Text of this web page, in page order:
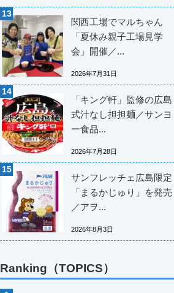
関西工場でマルちゃん
「夏休み親子工場見学
会」開催／...
2026年7月31日
「キング軒」監修の広島
式汁なし担担麺／サンヨ
ー食品...
2026年7月28日
サンフレッチェ広島限定
「まるかじゅり」を発売
／アヲ...
2026年8月3日
Ranking（TOPICS）